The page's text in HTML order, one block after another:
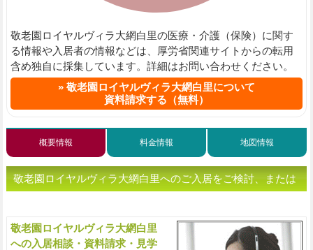
敬老園ロイヤルヴィラ大網白里の医療・介護（保険）に関す
る情報や入居者の情報などは、厚労省関連サイトからの転用
含め独自に採集しています。詳細はお問い合わせください。
敬老園ロイヤルヴィラ大網白里について
資料請求する（無料）
概要情報 料金情報 地図情報
敬老園ロイヤルヴィラ大網白里へのご入居をご検討、または
敬老園ロイヤルヴィラ大網白里
への入居相談・資料請求・見学